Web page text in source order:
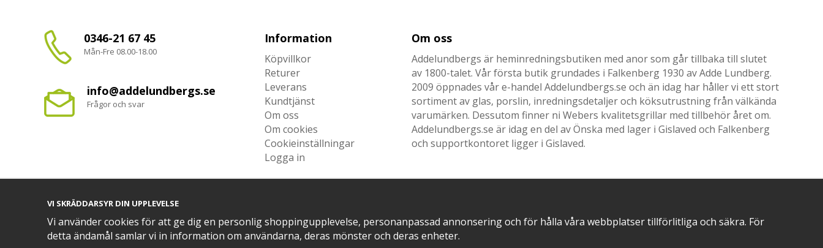
0346-21 67 45
Mån-Fre 08.00-18.00
info@addelundbergs.se
Frågor och svar
Information
Köpvillkor
Returer
Leverans
Kundtjänst
Om oss
Om cookies
Cookieinställningar
Logga in
Om oss
Addelundbergs är heminredningsbutiken med anor som går tillbaka till slutet
av 1800-talet. Vår första butik grundades i Falkenberg 1930 av Adde Lundberg.
2009 öppnades vår e-handel Addelundbergs.se och än idag har håller vi ett stort
sortiment av glas, porslin, inredningsdetaljer och köksutrustning från välkända
varumärken. Dessutom finner ni Webers kvalitetsgrillar med tillbehör året om.
Addelundbergs.se är idag en del av Önska med lager i Gislaved och Falkenberg
och supportkontoret ligger i Gislaved.
TRYGG BETALNING MED​ SNABB LEVERANS MED EN DEL AV POSITIVA OMDÖMEN PÅ
VI SKRÄDDARSYR DIN UPPLEVELSE
Vi använder cookies för att ge dig en personlig shoppingupplevelse, personanpassad annonsering och för hålla våra webbplatser tillförlitliga och säkra. För
detta ändamål samlar vi in information om användarna, deras mönster och deras enheter.